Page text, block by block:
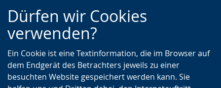
Zur
Hauptnavigation
Zur
Seitennavigation
Zum
Inhalt
Dürfen wir Cookies
verwenden?
Ein Cookie ist eine Textinformation, die im Browser auf
dem Endgerät des Betrachters jeweils zu einer
besuchten Website gespeichert werden kann. Sie